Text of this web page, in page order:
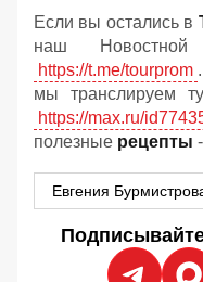
Если вы остались в
наш
https://t.me/tourprom
мы транслируем
https://max.ru/
полезные рецепты -
Евгения